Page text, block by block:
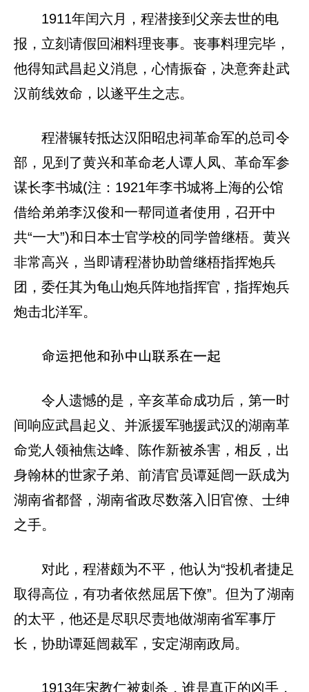
1911年闰六月，程潜接到父亲去世的电
报，立刻请假回湘料理丧事。丧事料理完毕，
他得知武昌起义消息，心情振奋，决意奔赴武
汉前线效命，以遂平生之志。
程潜辗转抵达汉阳昭忠祠革命军的总司令
部，见到了黄兴和革命老人谭人凤、革命军参
谋长李书城(注：1921年李书城将上海的公馆
借给弟弟李汉俊和一帮同道者使用，召开中
共“一大”)和日本士官学校的同学曾继梧。黄兴
非常高兴，当即请程潜协助曾继梧指挥炮兵
团，委任其为龟山炮兵阵地指挥官，指挥炮兵
炮击北洋军。
命运把他和孙中山联系在一起
令人遗憾的是，辛亥革命成功后，第一时
间响应武昌起义、并派援军驰援武汉的湖南革
命党人领袖焦达峰、陈作新被杀害，相反，出
身翰林的世家子弟、前清官员谭延闿一跃成为
湖南省都督，湖南省政尽数落入旧官僚、士绅
之手。
对此，程潜颇为不平，他认为“投机者捷足
取得高位，有功者依然屈居下僚”。但为了湖南
的太平，他还是尽职尽责地做湖南省军事厅
长，协助谭延闿裁军，安定湖南政局。
1913年宋教仁被刺杀，谁是真正的凶手，